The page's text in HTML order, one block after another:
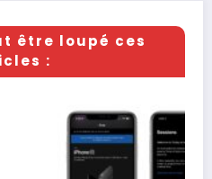
être loupé ces
: